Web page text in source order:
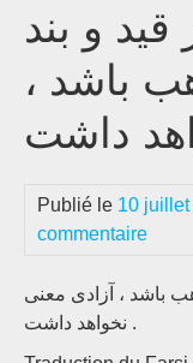
قید و بند
باشد ،
داشت
Publié le 10
commentaire
باشد ، آزادی معنی
نخواهد داشت .